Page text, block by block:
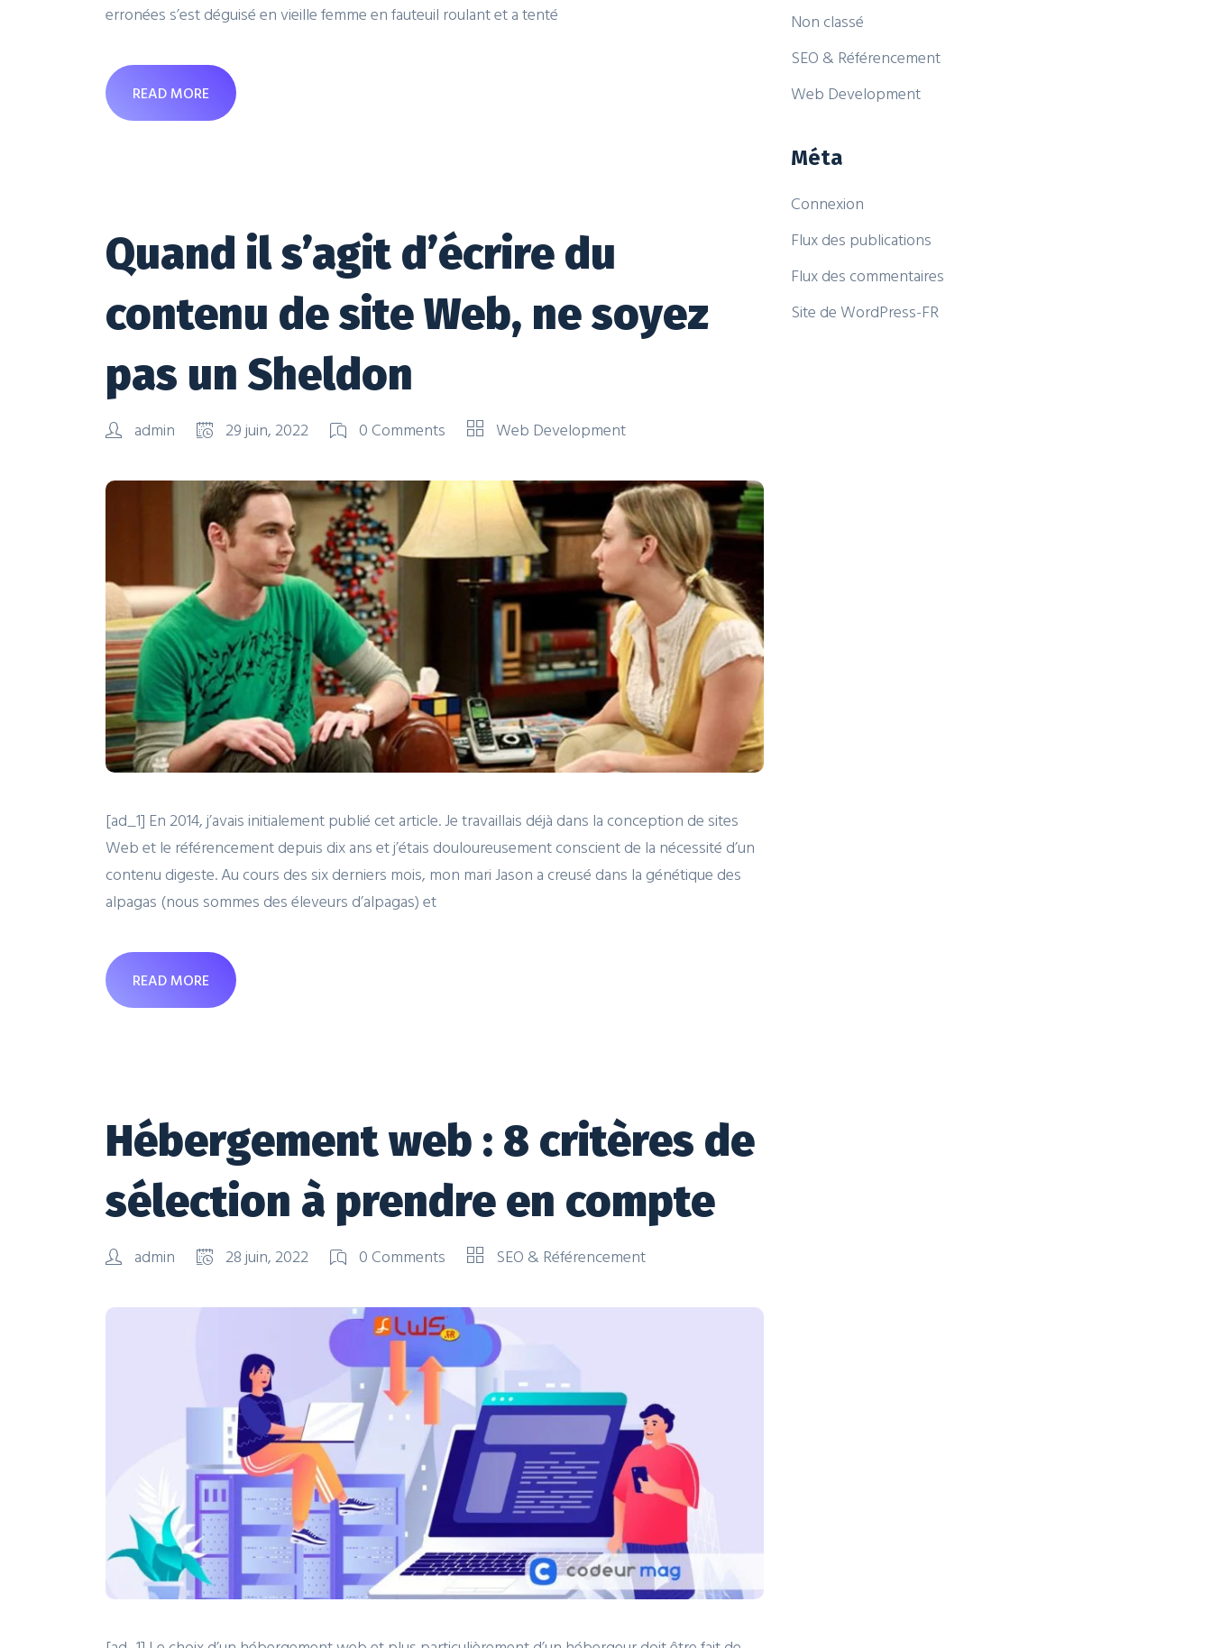
erronées s’est déguisé en vieille femme en fauteuil roulant et a tenté
READ MORE
Quand il s’agit d’écrire du
contenu de site Web, ne soyez
pas un Sheldon
admin 29 juin, 2022 0 Comments Web Development
[ad_1] En 2014, j’avais initialement publié cet article. Je travaillais déjà dans la conception de sites
Web et le référencement depuis dix ans et j’étais douloureusement conscient de la nécessité d’un
contenu digeste. Au cours des six derniers mois, mon mari Jason a creusé dans la génétique des
alpagas (nous sommes des éleveurs d’alpagas) et
READ MORE
Hébergement web : 8 critères de
sélection à prendre en compte
admin 28 juin, 2022 0 Comments SEO & Référencement
Non classé
SEO & Référencement
Web Development
Méta
Connexion
Flux des publications
Flux des commentaires
Site de WordPress-FR